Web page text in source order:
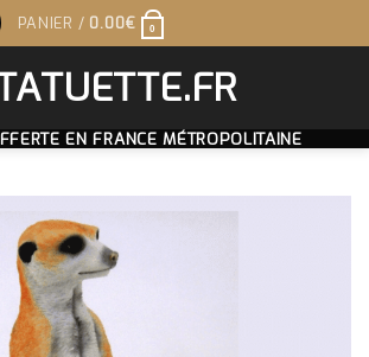
PANIER / 0.00€ 0
EN FRANCE MÉTROPOLITAINE